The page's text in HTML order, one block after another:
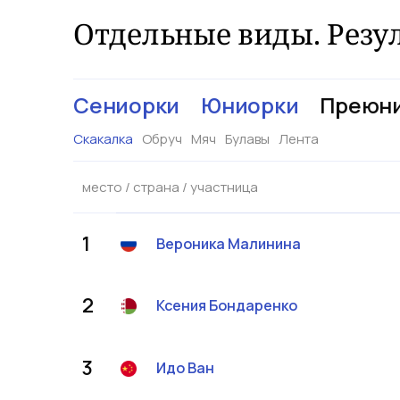
Отдельные виды.
Сениорки Юниорки
Скакалка Обруч Мяч Булавы Лента
место / страна / участница
1 Вероника Малинина
2 Ксения Бондаренко
3 ИдоВан